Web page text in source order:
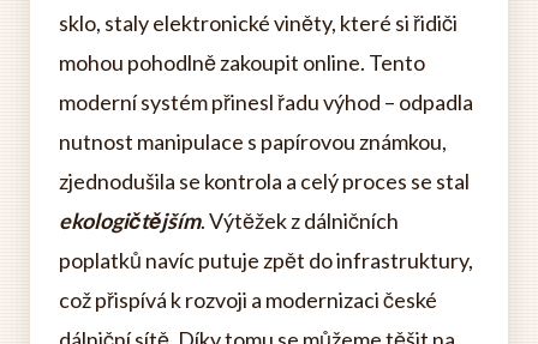
sklo, staly elektronické viněty, které si řidiči
mohou pohodlně zakoupit online. Tento
moderní systém přinesl řadu výhod – odpadla
nutnost manipulace s papírovou známkou,
zjednodušila se kontrola a celý proces se stal
ekologičtějším. Výtěžek z dálničních
poplatků navíc putuje zpět do infrastruktury,
což přispívá k rozvoji a modernizaci české